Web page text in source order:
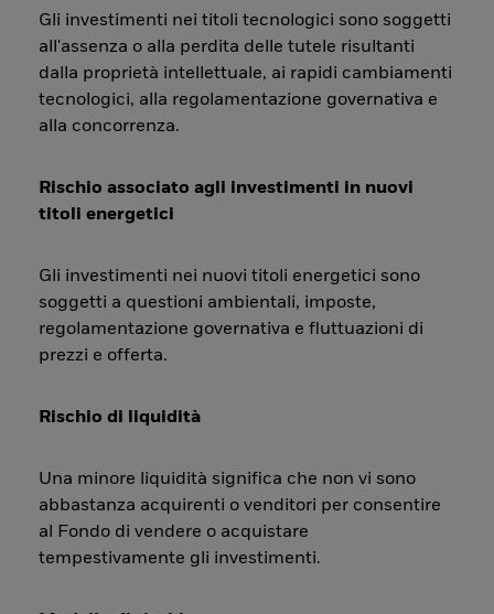
Gli investimenti nei titoli tecnologici sono soggetti
all'assenza o alla perdita delle tutele risultanti
dalla proprietà intellettuale, ai rapidi cambiamenti
tecnologici, alla regolamentazione governativa e
alla concorrenza.
Rischio associato agli investimenti in nuovi
titoli energetici
Gli investimenti nei nuovi titoli energetici sono
soggetti a questioni ambientali, imposte,
regolamentazione governativa e fluttuazioni di
prezzi e offerta.
Rischio di liquidità
Una minore liquidità significa che non vi sono
abbastanza acquirenti o venditori per consentire
al Fondo di vendere o acquistare
tempestivamente gli investimenti.